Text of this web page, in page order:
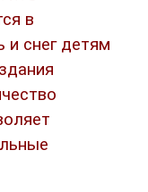
в
снег детям